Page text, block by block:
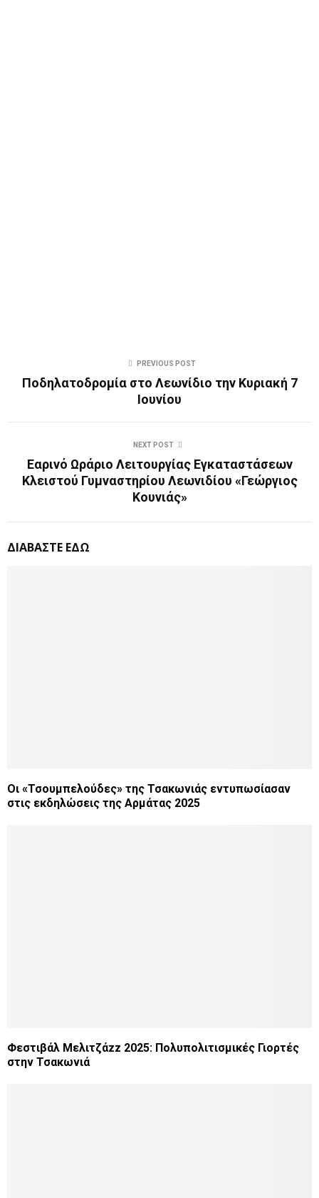
PREVIOUS POST
Ποδηλατοδρομία στο Λεωνίδιο την Κυριακή 7
Ιουνίου
NEXT POST
Εαρινό Ωράριο Λειτουργίας Εγκαταστάσεων
Κλειστού Γυμναστηρίου Λεωνιδίου «Γεώργιος
Κουνιάς»
ΔΙΑΒΑΣΤΕ ΕΔΩ
Οι «Τσουμπελούδες» της Τσακωνιάς εντυπωσίασαν
στις εκδηλώσεις της Αρμάτας 2025
Φεστιβάλ Μελιτζάzz 2025: Πολυπολιτισμικές Γιορτές
στην Τσακωνιά